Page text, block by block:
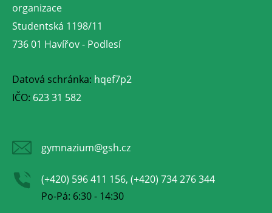
organizace
Studentská 1198/11
736 01 Havířov - Podlesí
Datová schránka: hqef7p2
IČO: 623 31 582
gymnazium@gsh.cz
(+420) 596 411 156, (+420) 734 276 344
Po-Pá: 6:30 - 14:30